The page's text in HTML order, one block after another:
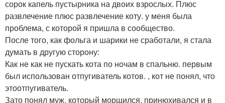
сорок капель пустырника на двоих взрослых. Плюс
развлечение плюс развлечение коту. у меня была
проблема, с которой я пришла в сообщество.
После того, как фольга и шарики не сработали, я стала
думать в другую сторону:
Как не как не пускать кота по ночам в спальню. первым
был использован отпугиватель котов. , кот не понял, что
этоотпугиватель.
Зато понял муж, который морщился, принюхивался и в